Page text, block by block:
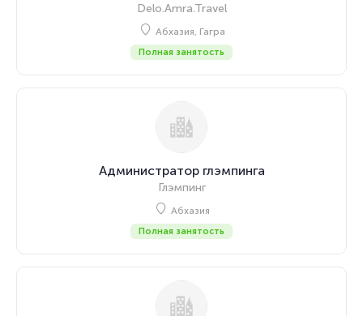
Delo.Amra.Travel
Абхазия, Гагра
Полная занятость
Администратор глэмпинга
Глэмпинг
Абхазия
Полная занятость